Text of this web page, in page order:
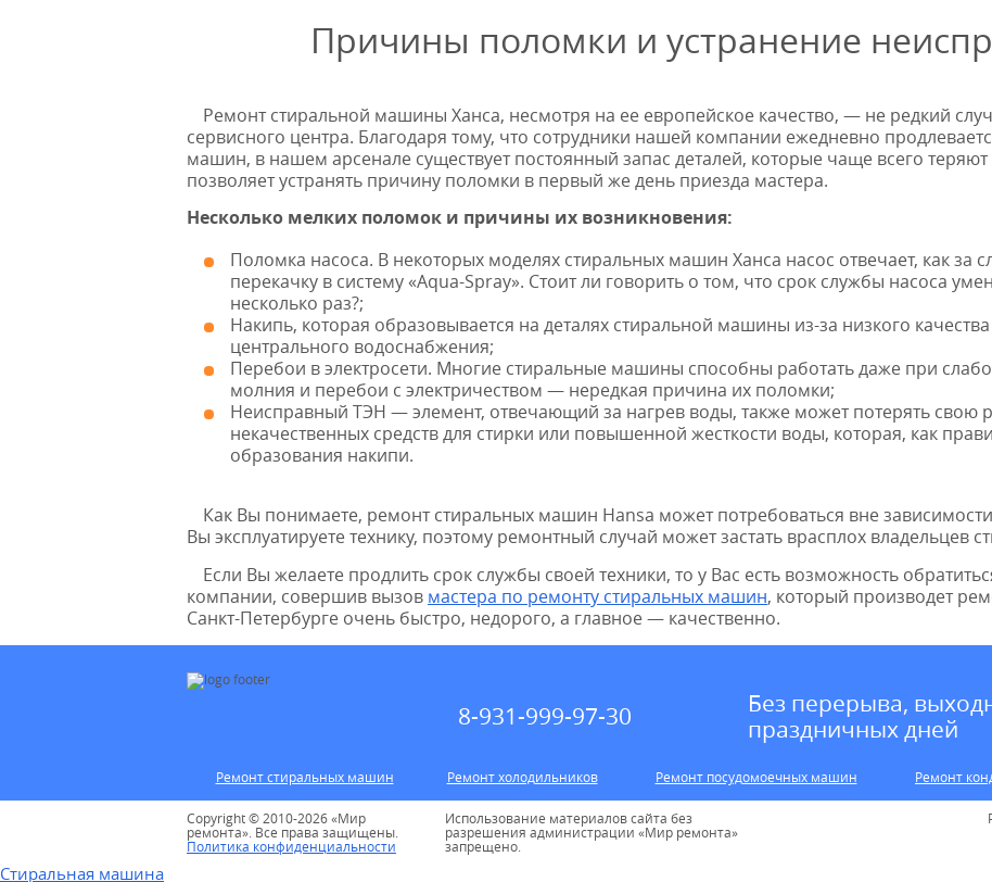
Причины поломки и устранение
Ремонт стиральной машины Ханса, несмотря на ее европейское качество, — не редкий
сервисного центра. Благодаря тому, что сотрудники нашей компании ежедневно
машин, в нашем арсенале существует постоянный запас деталей, которые чаще всего
позволяет устранять причину поломки в первый же день приезда мастера.
Несколько мелких поломок и причины их возникновения:
Поломка насоса. В некоторых моделях стиральных машин Ханса насос отвечает, как за
перекачку в систему «Aqua-Spray». Стоит ли говорить о том, что срок службы насоса
несколько раз?;
Накипь, которая образовывается на деталях стиральной машины из-за низкого
центрального водоснабжения;
Перебои в электросети. Многие стиральные машины способны работать даже при
молния и перебои с электричеством — нередкая причина их поломки;
Неисправный ТЭН — элемент, отвечающий за нагрев воды, также может потерять свою
некачественных средств для стирки или повышенной жесткости воды, которая, как
образования накипи.
Как Вы понимаете, ремонт стиральных машин Hansa может потребоваться вне
Вы эксплуатируете технику, поэтому ремонтный случай может застать врасплох
Если Вы желаете продлить срок службы своей техники, то у Вас есть возможность
компании, совершив вызов мастера по ремонту стиральных машин, который производет
Санкт-Петербурге очень быстро, недорого, а главное — качественно.
8-931-999-97-30
Без перерыва,
праздничных дней
Ремонт стиральных машин Ремонт холодильников Ремонт посудомоечных машин Ремонт
Copyright © 2010-2026 «Мир
ремонта». Все права защищены.
Политика конфиденциальности
Использование материалов сайта без
разрешения администрации «Мир ремонта»
запрещено.
Стиральная машина